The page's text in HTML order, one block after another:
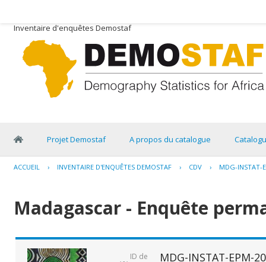
Inventaire d'enquêtes Demostaf
Projet Demostaf A propos du catalogue
ACCUEIL › INVENTAIRE D'ENQUÊTES DEMOSTAF › CDV › MDG-INSTAT-
Madagascar - Enquête
ID de
MDG-INSTAT-EPM-